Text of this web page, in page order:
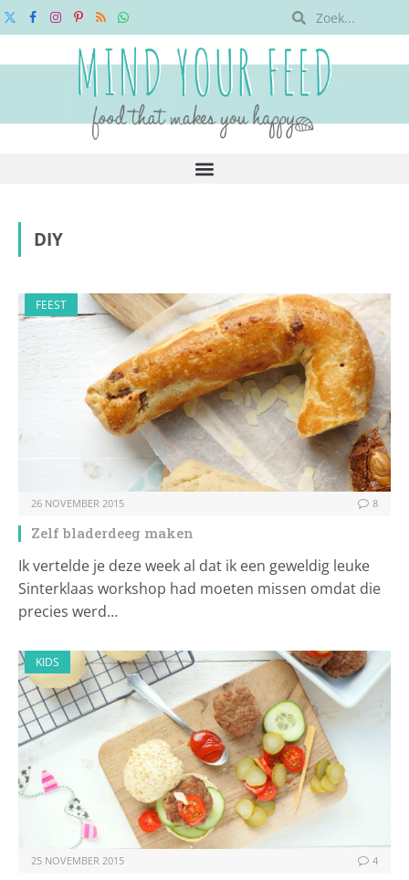
X
FacebookInstagram
Pinterest
RSSWhatsApp
DIY
FEEST
26 NOVEMBER 2015 8
Zelf bladerdeeg maken
Ik vertelde je deze week al dat ik een geweldig leuke
Sinterklaas workshop had moeten missen omdat die
precies werd…
KIDS
25 NOVEMBER 2015 4